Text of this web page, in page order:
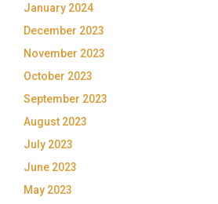
January 2024
December 2023
November 2023
October 2023
September 2023
August 2023
July 2023
June 2023
May 2023